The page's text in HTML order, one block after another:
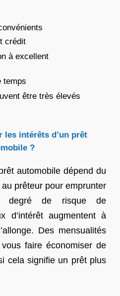
crédit
à excellent
temps
être très élevés
les intérêts d’un prêt
?
automobile dépend du
prêteur pour emprunter
degré de risque de
d’intérêt augmentent à
Des mensualités
faire économiser de
cela signifie un prêt plus